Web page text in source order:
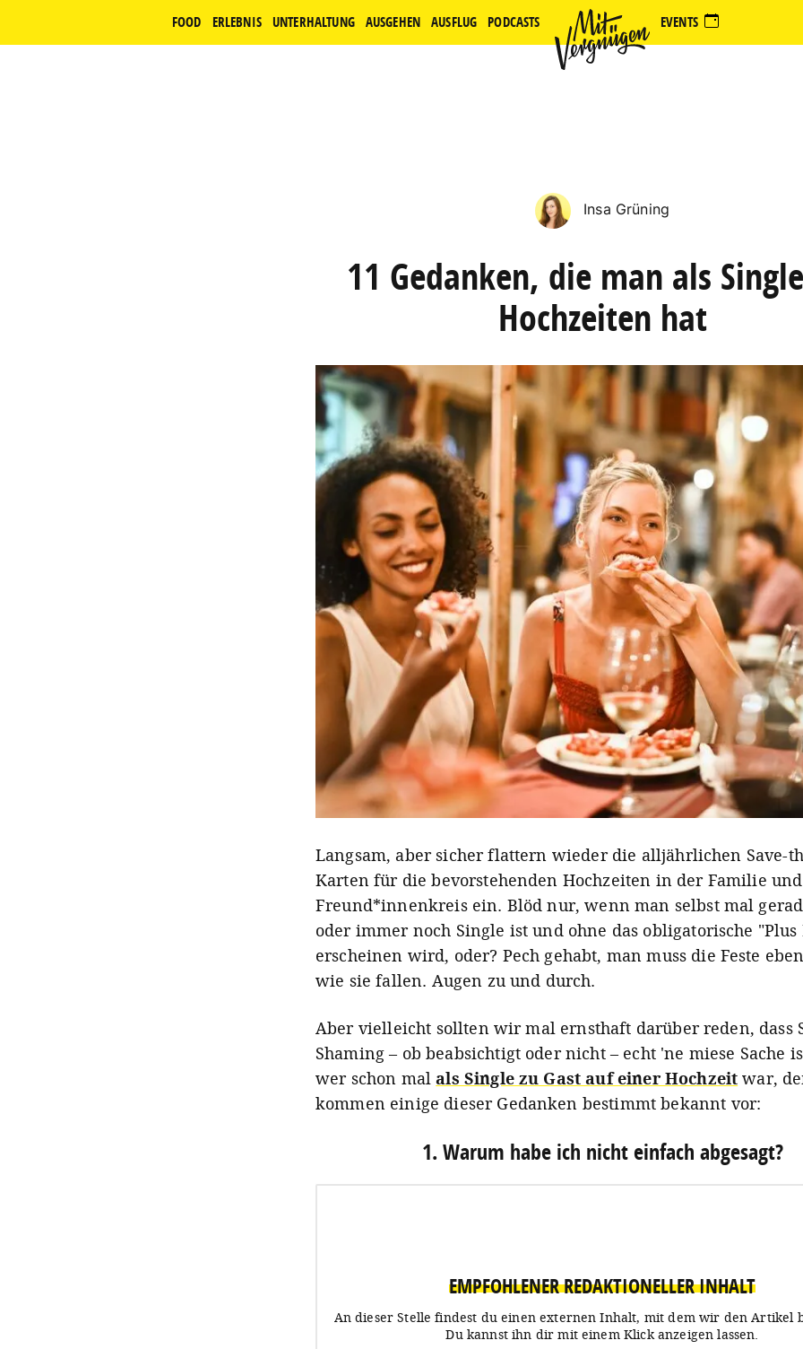
FOOD ERLEBNIS UNTERHALTUNG AUSGEHEN AUSFLUG PODCASTS EVENTS
Insa Grüning
11 Gedanken, die man als
Hochzeiten hat
Langsam, aber sicher flattern wieder die alljährlichen Save-
Karten für die bevorstehenden Hochzeiten in der Familie
Freund*innenkreis ein. Blöd nur, wenn man selbst mal
oder immer noch Single ist und ohne das obligatorische "Plus
erscheinen wird, oder? Pech gehabt, man muss die Feste
wie sie fallen. Augen zu und durch.
Aber vielleicht sollten wir mal ernsthaft darüber reden, dass
Shaming – ob beabsichtigt oder nicht – echt 'ne miese Sache
wer schon malals Single zu Gast auf einer Hochzeit war,
kommen einige dieser Gedanken bestimmt bekannt vor:
1. Warum habe ich nicht einfach abgesagt?
EMPFOHLENER REDAKTIONELLER INHALT
An dieser Stelle findest du einen externen Inhalt, mit dem wir den Artikel
Du kannst ihn dir mit einem Klick anzeigen lassen.